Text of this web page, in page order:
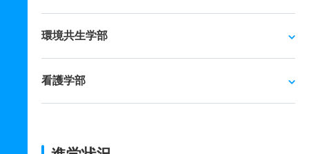
環境共生学部
看護学部